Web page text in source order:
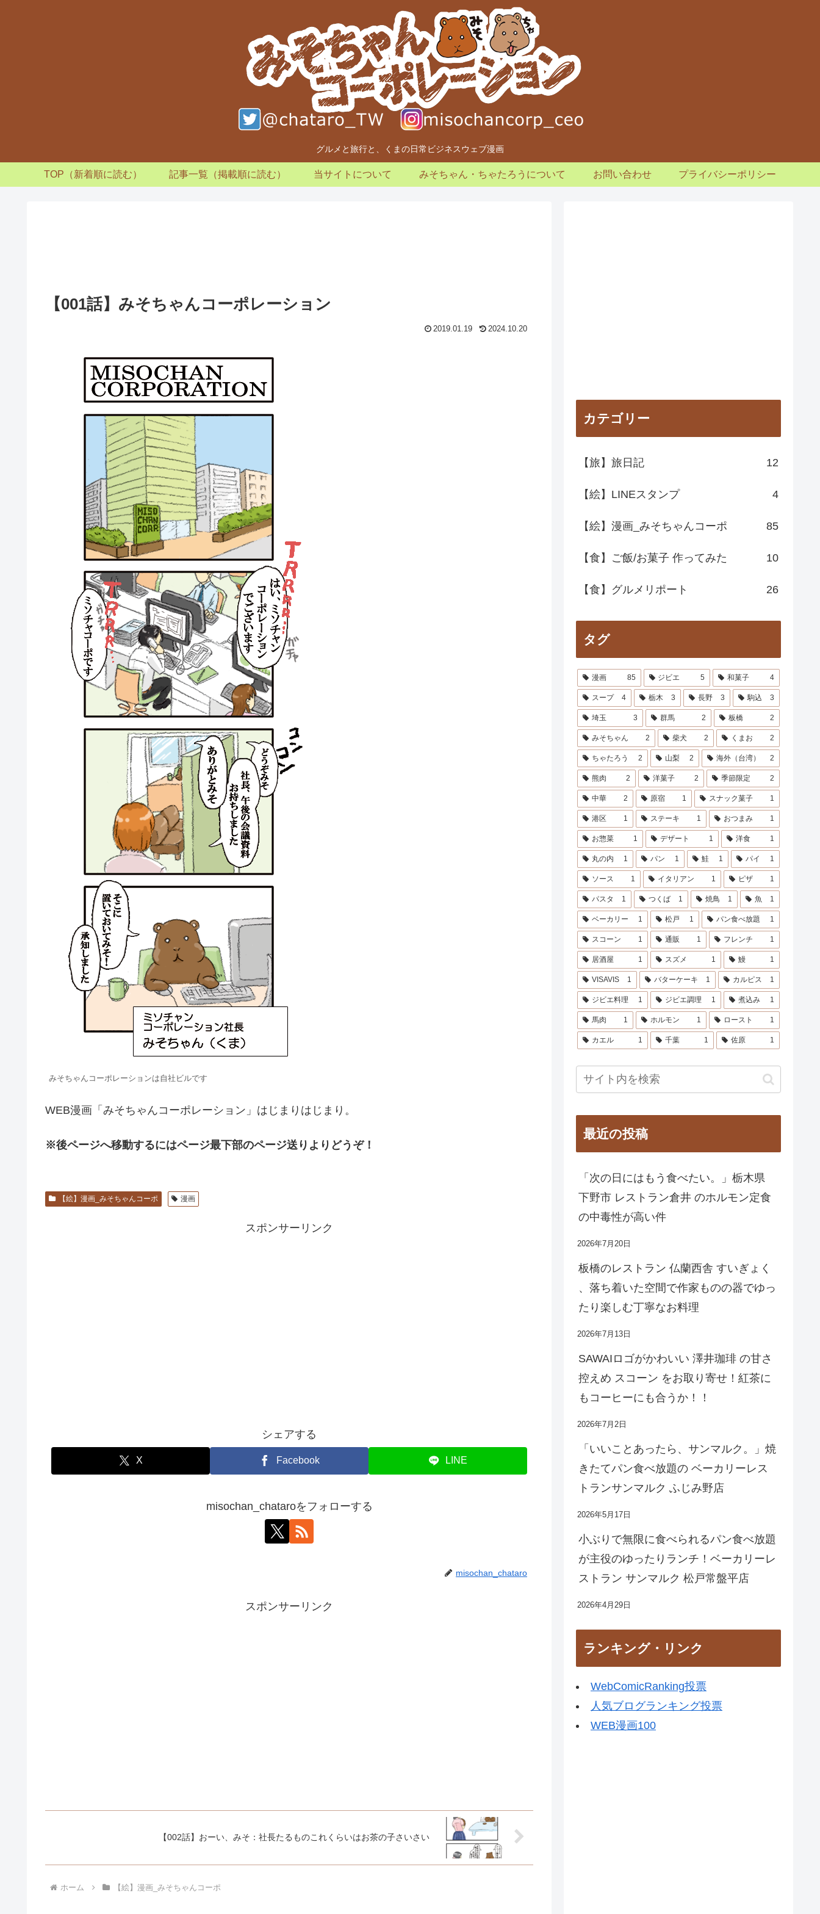
グルメと旅行と、くまの日常ビジネスウェブ漫画
TOP（新着順に読む） 記事一覧（掲載順に読む） 当サイトについて みそちゃん・ちゃたろうについて お問い合わせ プライバシーポリシー
【001話】みそちゃんコーポレーション
2019.01.19 2024.10.20
みそちゃんコーポレーションは自社ビルです
WEB漫画「みそちゃんコーポレーション」はじまりはじまり。
※後ページへ移動するにはページ最下部のページ送りよりどうぞ！
【絵】漫画_みそちゃんコーポ 漫画
スポンサーリンク
シェアする
X Facebook LINE
misochan_chataroをフォローする
misochan_chataro
スポンサーリンク
【002話】おーい、みそ：社長たるものこれくらいはお茶の子さいさい
ホーム 【絵】漫画_みそちゃんコーポ
カテゴリー
【旅】旅日記 12
【絵】LINEスタンプ 4
【絵】漫画_みそちゃんコーポ 85
【食】ご飯/お菓子 作ってみた 10
【食】グルメリポート 26
タグ
漫画 85 ジビエ 5 和菓子 4
スープ 4 栃木 3 長野 3 駒込 3
埼玉 3 群馬 2 板橋 2
みそちゃん 2 柴犬 2 くまお 2
ちゃたろう 2 山梨 2 海外（台湾） 2
熊肉 2 洋菓子 2 季節限定 2
中華 2 原宿 1 スナック菓子 1
港区 1 ステーキ 1 おつまみ 1
お惣菜 1 デザート 1 洋食 1
丸の内 1 パン 1 鮭 1 パイ 1
ソース 1 イタリアン 1 ピザ 1
パスタ 1 つくば 1 焼鳥 1 魚 1
ベーカリー 1 松戸 1 パン食べ放題 1
スコーン 1 通販 1 フレンチ 1
居酒屋 1 スズメ 1 鰻 1
VISAVIS 1 バターケーキ 1 カルピス 1
ジビエ料理 1 ジビエ調理 1 煮込み 1
馬肉 1 ホルモン 1 ロースト 1
カエル 1 千葉 1 佐原 1
最近の投稿
「次の日にはもう食べたい。」栃木県
下野市 レストラン倉井 のホルモン定食
の中毒性が高い件
2026年7月20日
板橋のレストラン 仏蘭西舎 すいぎょく
、落ち着いた空間で作家ものの器でゆっ
たり楽しむ丁寧なお料理
2026年7月13日
SAWAIロゴがかわいい 澤井珈琲 の甘さ
控えめ スコーン をお取り寄せ！紅茶に
もコーヒーにも合うか！！
2026年7月2日
「いいことあったら、サンマルク。」焼
きたてパン食べ放題の ベーカリーレス
トランサンマルク ふじみ野店
2026年5月17日
小ぶりで無限に食べられるパン食べ放題
が主役のゆったりランチ！ベーカリーレ
ストラン サンマルク 松戸常盤平店
2026年4月29日
ランキング・リンク
WebComicRanking投票
人気ブログランキング投票
WEB漫画100